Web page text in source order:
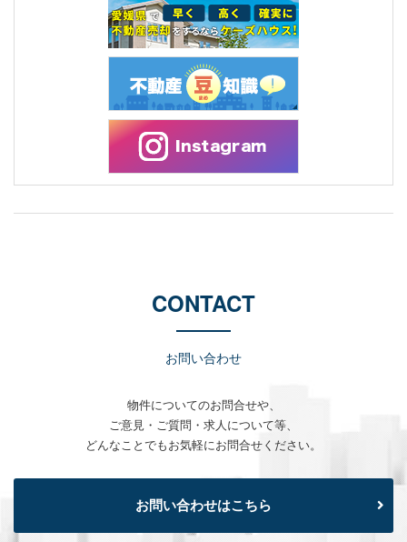
CONTACT
お問い合わせ
物件についてのお問合せや、
ご意見・ご質問・求人について等、
どんなことでもお気軽にお問合せください。
お問い合わせはこちら